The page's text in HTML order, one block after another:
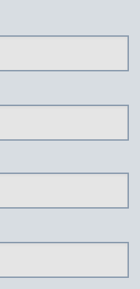
dynamische
en deel uit
team?